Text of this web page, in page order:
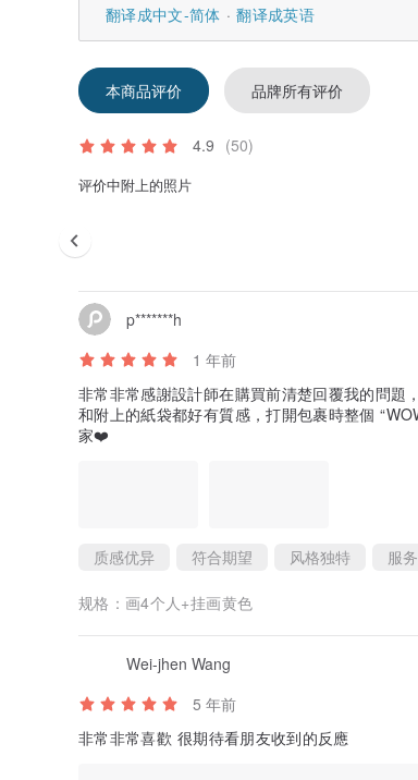
翻译成中文-简体
翻译成英语
本商品评价 品牌所有评价
4.9 (50)
评价中附上的照片
p*******h
1 年前
非常非常感謝設計師在購買前清楚回覆我的問題
和附上的紙袋都好有質感，打開包裹時整個
家❤️
质感优异 符合期望 风格独特 服
规格： 画4个人+挂画黄色
Wei-jhen Wang
5 年前
非常非常喜歡 很期待看朋友收到的反應